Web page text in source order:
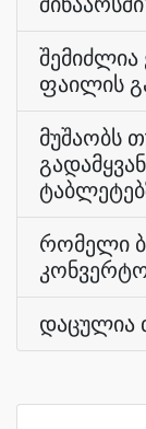
ფაილის
მუშაობს
რომელი
დაცულია